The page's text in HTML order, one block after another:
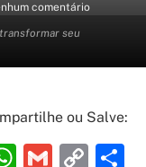
seu
comentário
ou Salve:
Gmail